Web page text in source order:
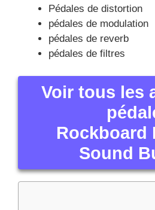
Pédales de distortion
pédales de modulation
pédales de reverb
pédales de filtres
Voir tous les
Rockboard
Sound